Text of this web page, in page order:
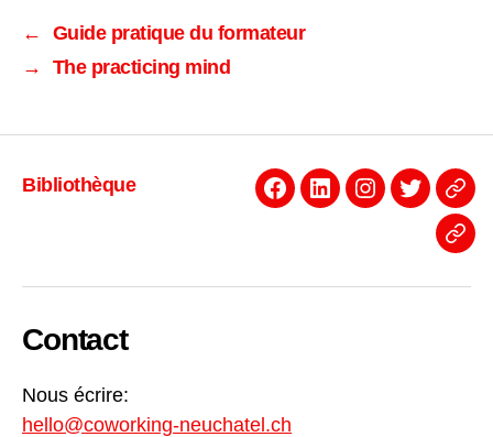
←
Guide pratique du formateur
→
The practicing mind
Bibliothèque
Facebook
LinkedinInstagram
Twitter
Contact
Nous écrire:
hello@coworking-neuchatel.ch